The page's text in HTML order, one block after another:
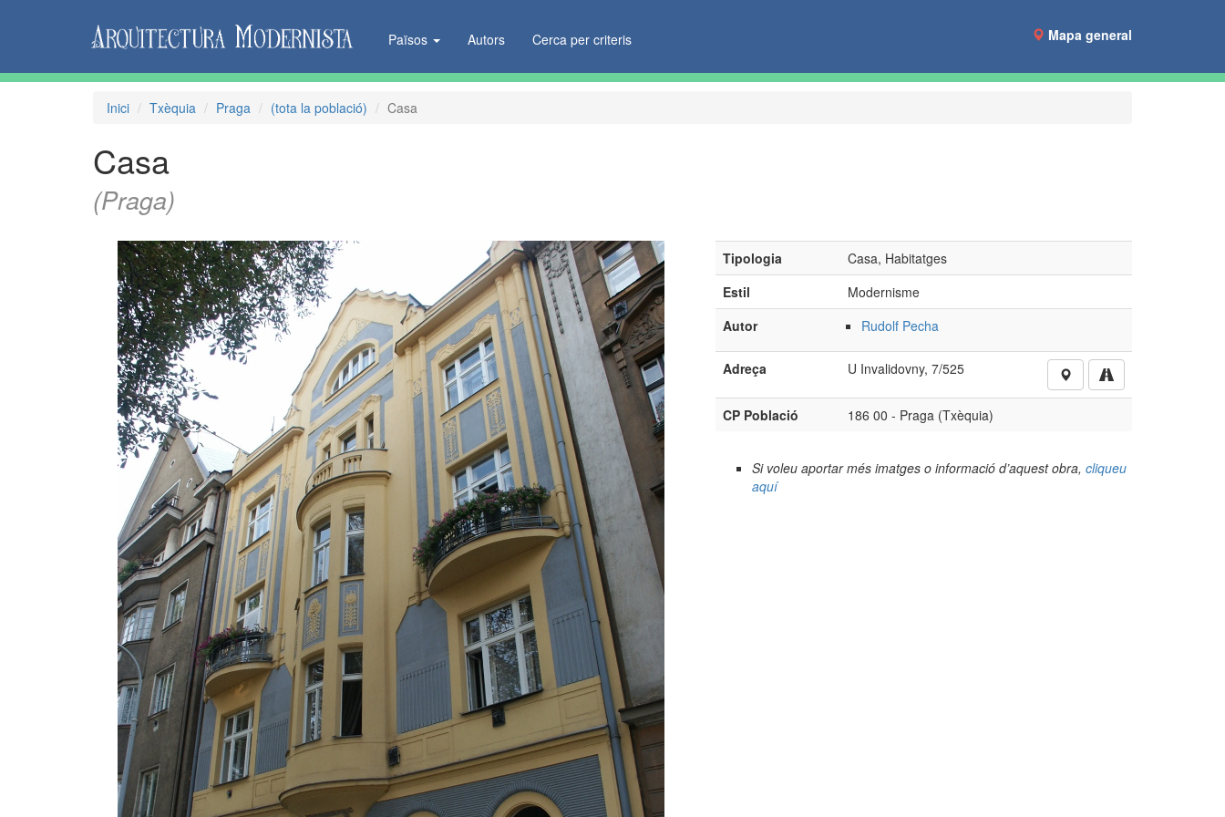
Països Autors Cerca per criteris Mapa general
Inici Txèquia Praga (tota la població) Casa
Casa
(Praga)
Tipologia
Casa, Habitatges
Estil
Modernisme
Autor
Rudolf Pecha
Adreça U Invalidovny, 7/525
CP Població 186 00 - Praga (Txèquia)
Si voleu aportar més imatges o informació d’aquest obra, cliqueu
aquí